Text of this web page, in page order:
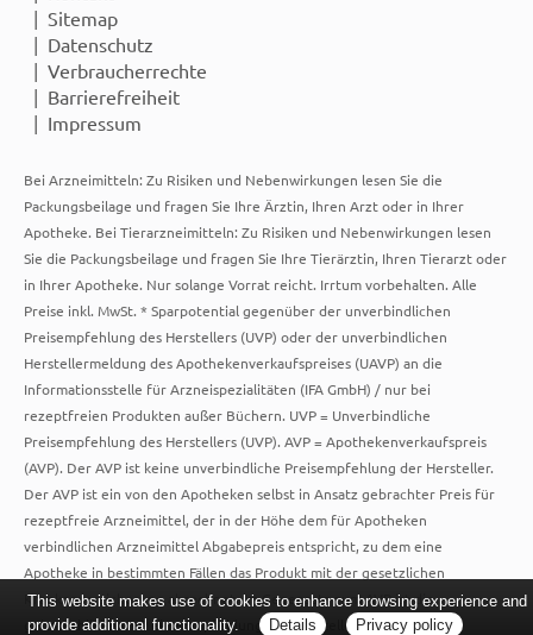
Sitemap
Datenschutz
Verbraucherrechte
Barrierefreiheit
Impressum
Bei Arzneimitteln: Zu Risiken und Nebenwirkungen lesen Sie die
Packungsbeilage und fragen Sie Ihre Ärztin, Ihren Arzt oder in Ihrer
Apotheke. Bei Tierarzneimitteln: Zu Risiken und Nebenwirkungen lesen
Sie die Packungsbeilage und fragen Sie Ihre Tierärztin, Ihren Tierarzt oder
in Ihrer Apotheke. Nur solange Vorrat reicht. Irrtum vorbehalten. Alle
Preise inkl. MwSt. * Sparpotential gegenüber der unverbindlichen
Preisempfehlung des Herstellers (UVP) oder der unverbindlichen
Herstellermeldung des Apothekenverkaufspreises (UAVP) an die
Informationsstelle für Arzneispezialitäten (IFA GmbH) / nur bei
rezeptfreien Produkten außer Büchern. UVP = Unverbindliche
Preisempfehlung des Herstellers (UVP). AVP = Apothekenverkaufspreis
(AVP). Der AVP ist keine unverbindliche Preisempfehlung der Hersteller.
Der AVP ist ein von den Apotheken selbst in Ansatz gebrachter Preis für
rezeptfreie Arzneimittel, der in der Höhe dem für Apotheken
verbindlichen Arzneimittel Abgabepreis entspricht, zu dem eine
Apotheke in bestimmten Fällen das Produkt mit der gesetzlichen
Krankenversicherung abrechnet. Im Gegensatz zum AVP ist die
gebräuchliche UVP eine Empfehlung der Hersteller.
This website makes use of cookies to enhance browsing experience and
provide additional functionality.
Details Privacy policy